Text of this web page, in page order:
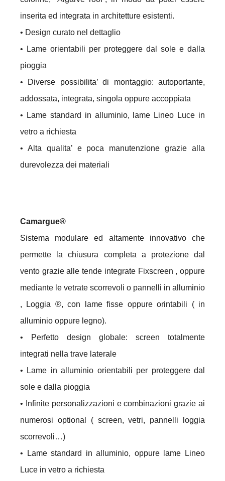
inserita ed integrata in architetture esistenti.
• Design curato nel dettaglio
• Lame orientabili per proteggere dal sole e dalla
pioggia
• Diverse possibilita’ di montaggio: autoportante,
addossata, integrata, singola oppure accoppiata
• Lame standard in alluminio, lame Lineo Luce in
vetro a richiesta
• Alta qualita’ e poca manutenzione grazie alla
durevolezza dei materiali
Camargue®
Sistema modulare ed altamente innovativo che
permette la chiusura completa a protezione dal
vento grazie alle tende integrate Fixscreen , oppure
mediante le vetrate scorrevoli o pannelli in alluminio
, Loggia ®, con lame fisse oppure orintabili ( in
alluminio oppure legno).
• Perfetto design globale: screen totalmente
integrati nella trave laterale
• Lame in alluminio orientabili per proteggere dal
sole e dalla pioggia
• Infinite personalizzazioni e combinazioni grazie ai
numerosi optional ( screen, vetri, pannelli loggia
scorrevoli…)
• Lame standard in alluminio, oppure lame Lineo
Luce in vetro a richiesta